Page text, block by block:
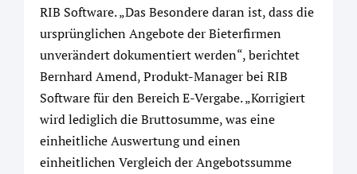
RIB Software. „Das Besondere daran ist, dass die
ursprünglichen Angebote der Bieterfirmen
unverändert dokumentiert werden“, berichtet
Bernhard Amend, Produkt-Manager bei RIB
Software für den Bereich E-Vergabe. „Korrigiert
wird lediglich die Bruttosumme, was eine
einheitliche Auswertung und einen
einheitlichen Vergleich der Angebotssumme